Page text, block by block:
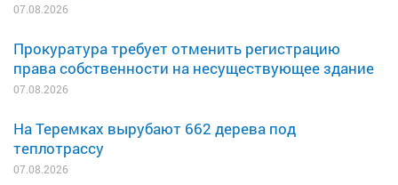
07.08.2026
Прокуратура требует отменить регистрацию
права собственности на несуществующее здание
07.08.2026
На Теремках вырубают 662 дерева под
теплотрассу
07.08.2026